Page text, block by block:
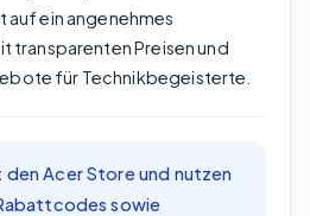
auf ein angenehmes
transparenten Preisen und
für Technikbegeisterte.
Acer Store und nutzen
sowie